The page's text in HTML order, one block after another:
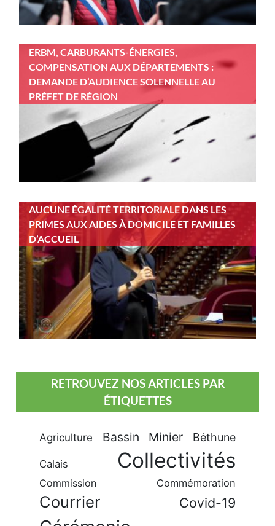
ERBM, CARBURANTS-ÉNERGIES,
COMPENSATION AUX DÉPARTEMENTS :
DEMANDE D’AUDIENCE SOLENNELLE AU
PRÉFET DE RÉGION
AUCUNE ÉGALITÉ TERRITORIALE DANS LES
PRIMES AUX AIDES À DOMICILE ET FAMILLES
D’ACCUEIL
RETROUVEZ NOS ARTICLES PAR
ÉTIQUETTES
Agriculture Bassin Minier Béthune
Calais Collectivités
Commission Commémoration
Courrier Covid-19